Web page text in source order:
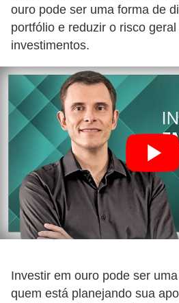
ouro pode ser uma forma de
portfólio e reduzir o risco
investimentos.
Investir em ouro pode ser
quem está planejando sua
c
o
m
p
e
n